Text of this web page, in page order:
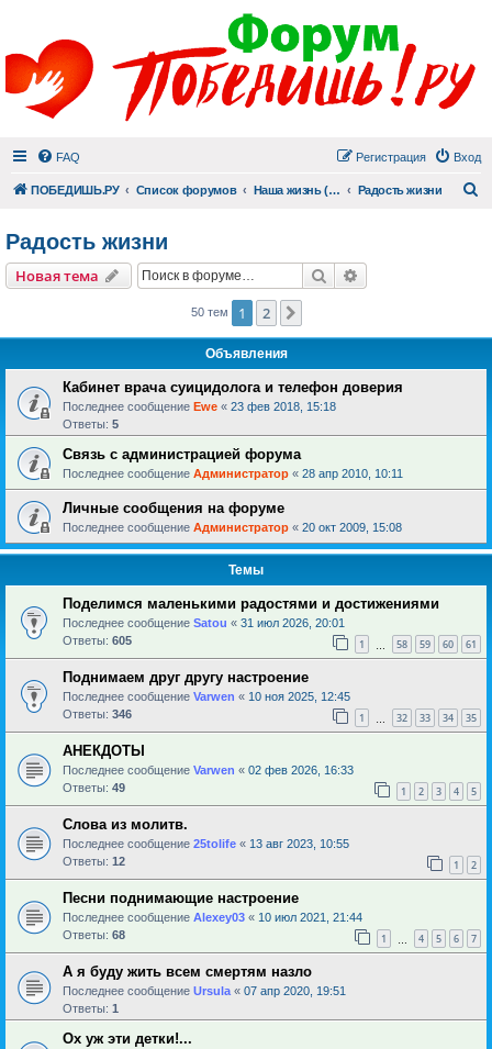
FAQ Вход
Регистрация
ПОБЕДИШЬ.РУ Список форумов Наша жизнь (не всё же о суициде!) Радость жизни
Радость жизни
Новая тема Поиск
50 тем 1 2
Объявления
Кабинет врача суицидолога и телефон доверия
Последнее сообщение Ewe « 23 фев 2018, 15:18
Ответы: 5
Связь с администрацией форума
Последнее сообщение Администратор « 28 апр 2010, 10:11
Личные сообщения на форуме
Последнее сообщение Администратор « 20 окт 2009, 15:08
Темы
Поделимся маленькими радостями и достижениями
Последнее сообщение Satou « 31 июл 2026, 20:01
Ответы: 605 1 58 59 60 61
Поднимаем друг другу настроение
Последнее сообщение Varwen « 10 ноя 2025, 12:45
Ответы: 346 1 32 33 34 35
АНЕКДОТЫ
Последнее сообщение Varwen « 02 фев 2026, 16:33
Ответы: 49 1 2 3 4 5
Слова из молитв.
Последнее сообщение 25tolife « 13 авг 2023, 10:55
Ответы: 12 1 2
Песни поднимающие настроение
Последнее сообщение Alexey03 « 10 июл 2021, 21:44
Ответы: 68 1 4 5 6 7
А я буду жить всем смертям назло
Последнее сообщение Ursula « 07 апр 2020, 19:51
Ответы: 1
Ох уж эти детки!...